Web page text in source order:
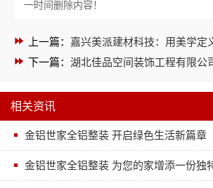
一时间删除内容！
上一篇： 嘉兴美派建材科技：用美学定
下一篇： 湖北佳品空间装饰工程有限公司现
相关资讯
金铝世家全铝整装 开启绿色生活新篇章
金铝世家全铝整装 为您的家增添一份独